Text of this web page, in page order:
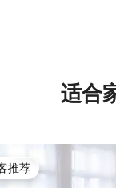
分 5 分），共 270
适合
推荐
推荐